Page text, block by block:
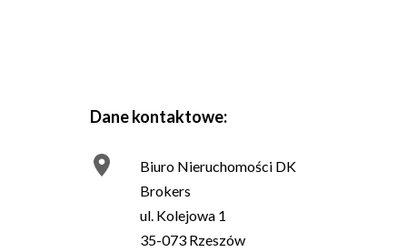
Dane kontaktowe:
Biuro Nieruchomości DK
Brokers
ul. Kolejowa 1
35-073 Rzeszów